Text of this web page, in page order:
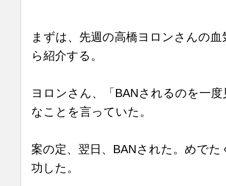
まずは、先週の高橋ヨロンさんの
ら紹介する。
ヨロンさん、「BANされるのを一
なことを言っていた。
案の定、翌日、BANされた。めでた
功した。